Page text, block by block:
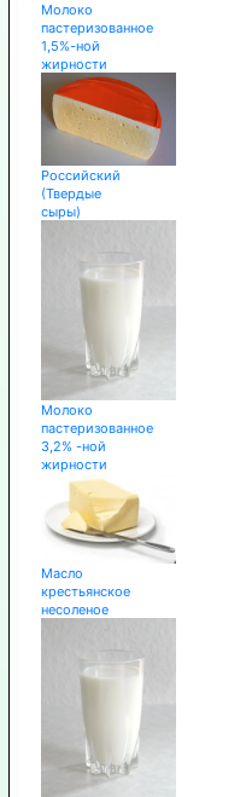
Молоко
пастеризованное
1,5%-ной
жирности
Российский
(Твердые
сыры)
Молоко
пастеризованное
3,2% -ной
жирности
Масло
крестьянское
несоленое